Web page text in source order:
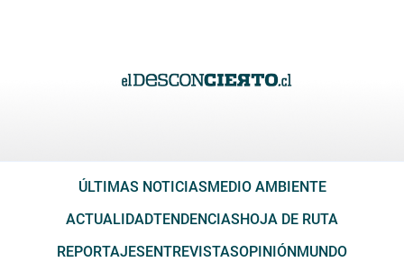
ÚLTIMAS NOTICIASMEDIO AMBIENTE
ACTUALIDADTENDENCIASHOJA DE RUTA
REPORTAJESENTREVISTASOPINIÓNMUNDO